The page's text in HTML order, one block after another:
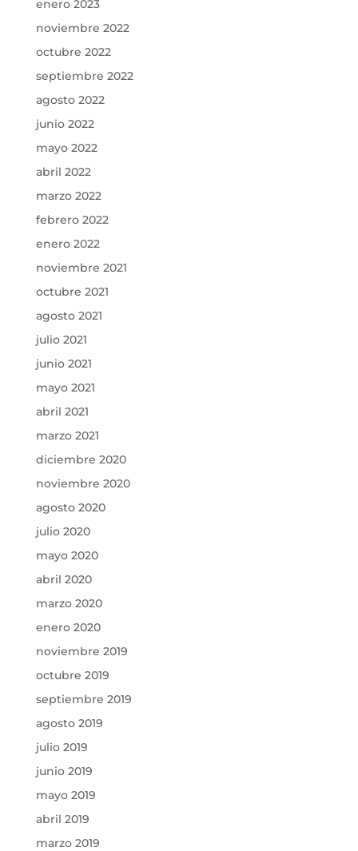
enero 2023
noviembre 2022
octubre 2022
septiembre 2022
agosto 2022
junio 2022
mayo 2022
abril 2022
marzo 2022
febrero 2022
enero 2022
noviembre 2021
octubre 2021
agosto 2021
julio 2021
junio 2021
mayo 2021
abril 2021
marzo 2021
diciembre 2020
noviembre 2020
agosto 2020
julio 2020
mayo 2020
abril 2020
marzo 2020
enero 2020
noviembre 2019
octubre 2019
septiembre 2019
agosto 2019
julio 2019
junio 2019
mayo 2019
abril 2019
marzo 2019